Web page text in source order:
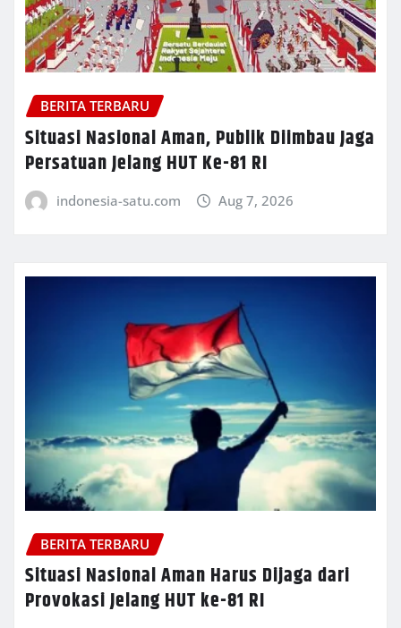
BERITA TERBARU
Situasi Nasional Aman, Publik Diimbau Jaga
Persatuan Jelang HUT Ke-81 RI
indonesia-satu.com Aug 7, 2026
BERITA TERBARU
Situasi Nasional Aman Harus Dijaga dari
Provokasi Jelang HUT ke-81 RI